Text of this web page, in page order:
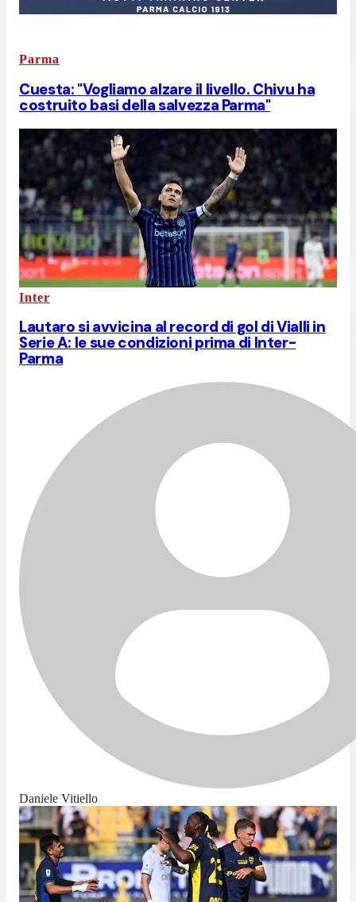
Parma
Cuesta: "Vogliamo alzare il livello. Chivu ha
costruito basi della salvezza Parma"
Inter
Lautaro si avvicina al record di gol di Vialli in
Serie A: le sue condizioni prima di Inter-
Parma
Daniele Vitiello